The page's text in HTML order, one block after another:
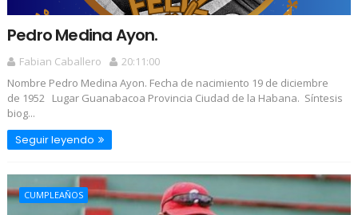
Pedro Medina Ayon.
Fabian Caballero
20:11:00
Nombre Pedro Medina Ayon. Fecha de nacimiento 19 de diciembre
de 1952 Lugar Guanabacoa Provincia Ciudad de la Habana. Síntesis
biog...
Seguir leyendo
CUMPLEAÑOS